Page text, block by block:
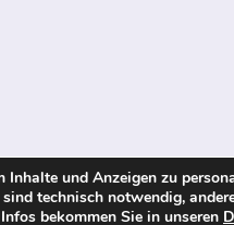
– Alle
Inhalte und Anzeigen zu
technisch notwendig,
bekommen Sie in unseren